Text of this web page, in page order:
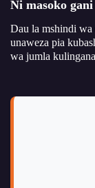
Ni masoko
Dau la mshindi
unaweza pia
wa jumla